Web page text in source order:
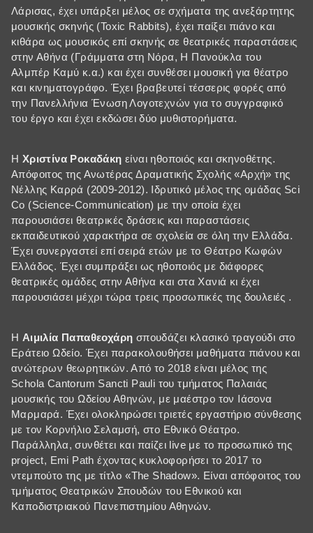
Λάρισας, έχει υπάρξει μέλος σε σχήματα της ανεξάρτητης
μουσικής σκηνής (Toxic Rabbits), έχει παίξει πιάνο και
κιθάρα ως μουσικός επί σκηνής σε θεατρικές παραστάσεις
στην Αθήνα (Γράμματα στη Νόρα, Η Πανούκλα του
Αλμπέρ Καμύ κ.α.) και έχει συνθέσει μουσική για θέατρο
και κινηματογράφο. Έχει βραβευτεί τέσσερις φορές από
την Πανελλήνια Ένωση Λογοτεχνών για το συγγραφικό
του έργο και έχει εκδώσει δύο μυθιστορήματα.
Η Χριστίνα Ροκαδάκη είναι ηθοποιός και σκηνοθέτης.
Απόφοιτος της Ανωτέρας Δραματικής Σχολής «Αρχή» της
Νέλλης Καρρά (2009-2012). Ιδρυτικό μέλος της ομάδας Sci
Co (Science-Communication) με την οποία έχει
παρουσιάσει θεατρικές δράσεις και παραστάσεις
εκπαιδευτικού χαρακτήρα σε σχολεία σε όλη την Ελλάδα.
Έχει συνεργαστεί επί σειρά ετών με το Θέατρο Κωφών
Ελλάδος. Έχει συμπράξει ως ηθοποιός με διάφορες
θεατρικές ομάδες στην Αθήνα και στα Χανιά κι έχει
παρουσιάσει μέχρι τώρα τρεις προσωπικές της δουλειές .
Η Αιμιλία Παπαθεοχάρη σπουδάζει κλασικό τραγούδι στο
Εράτειο Ωδείο. Έχει παρακολουθήσει μαθήματα πιάνου και
ανώτερων θεωρητικών. Από το 2018 είναι μέλος της
Schola Cantorum Sancti Pauli του τμήματος Παλαιάς
μουσικής του Ωδείου Αθηνών, με μαέστρο τον Ιάσονα
Μαρμαρά. Έχει ολοκληρώσει τριετές εργαστήριο σύνθεσης
με τον Κορνήλιο Σελαμσή, στο Εθνικό Θέατρο.
Παράλληλα, συνθέτει και παίζει live με το προσωπικό της
project, Emi Path έχοντας κυκλοφορήσει το 2017 το
ντεμπούτο της με τίτλο «The Shadow». Είναι απόφοιτος του
τμήματος Θεατρικών Σπουδών του Εθνικού και
Καποδιστριακού Πανεπιστημίου Αθηνών.